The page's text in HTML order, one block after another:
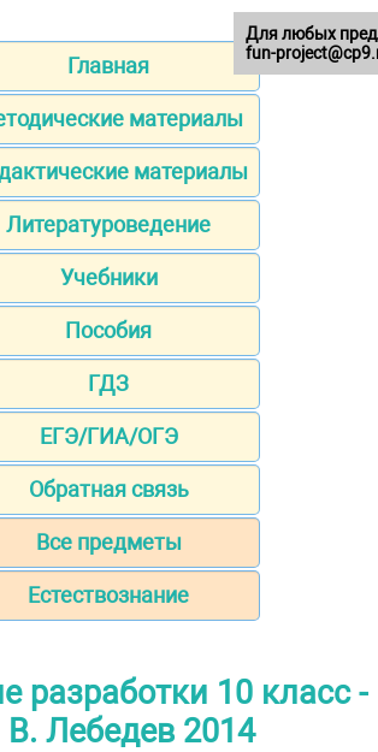
Главная
материалы
материалы
Литературоведение
Учебники
Пособия
ГДЗ
ЕГЭ/ГИА/ОГЭ
Обратная связь
Все предметы
Естествознание
разработки 10 класс -
Лебедев 2014
Для любых
fun-